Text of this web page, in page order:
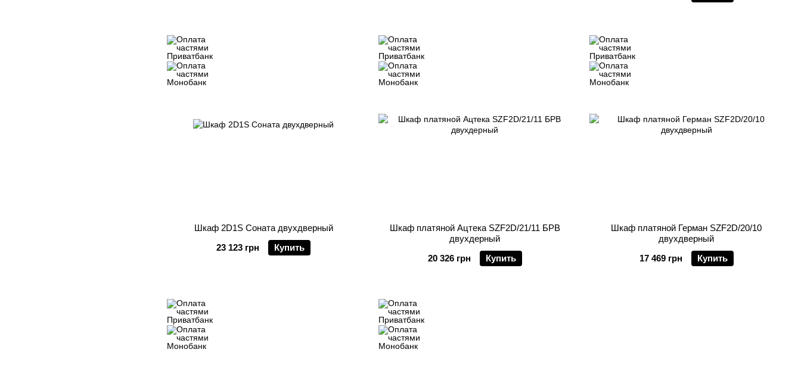
Шкаф 2D1S Соната двухдверный
23 123 грн
Купить
Шкаф платяной Ацтека SZF2D/21/11 БРВ
двухдерный
20 326 грн
Купить
Шкаф платяной Герман SZF2D/20/10
двухдверный
17 469 грн
Купить